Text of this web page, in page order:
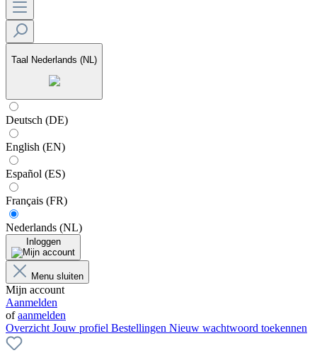
Taal Nederlands (NL)
Deutsch (DE)
English (EN)
Español (ES)
Français (FR)
Nederlands (NL)
Inloggen
Menu sluiten
Mijn account
Aanmelden
ofaanmelden
Overzicht Jouw profiel Bestellingen Nieuw wachtwoord toekennen